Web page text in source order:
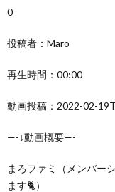
0
投稿者：Maro
再生時間：00:00
動画投稿：2022-02-
—-↓動画概要—-
まろファミ（メンバー
ます🐈）